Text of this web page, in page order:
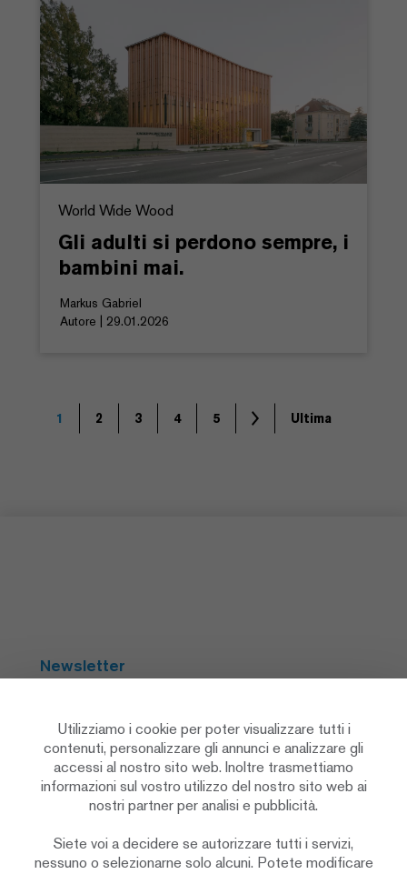
World Wide Wood
Gli adulti si perdono sempre, i
bambini mai.
Markus Gabriel
Autore | 29.01.2026
1 2 3 4 5 Ultima
Newsletter
Social Media
Utilizziamo i cookie per poter visualizzare tutti i
contenuti, personalizzare gli annunci e analizzare gli
accessi al nostro sito web. Inoltre trasmettiamo
informazioni sul vostro utilizzo del nostro sito web ai
nostri partner per analisi e pubblicità.
Siete voi a decidere se autorizzare tutti i servizi,
nessuno o selezionarne solo alcuni. Potete modificare